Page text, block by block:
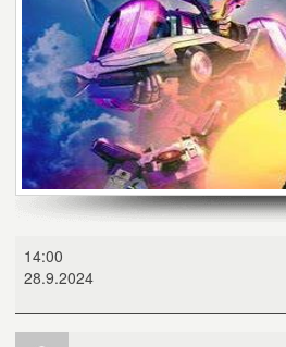
one
14:00
28.9.2024